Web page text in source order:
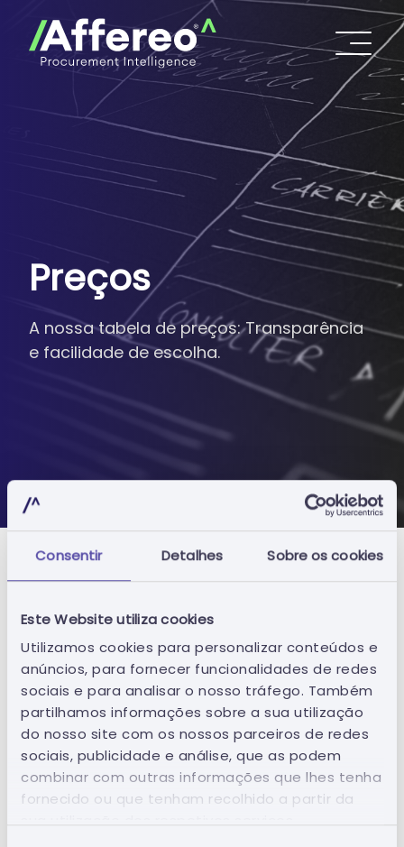
Consentir Detalhes Sobre os cookies
Este Website utiliza cookies
Utilizamos cookies para personalizar conteúdos e
anúncios, para fornecer funcionalidades de redes
sociais e para analisar o nosso tráfego. Também
partilhamos informações sobre a sua utilização
do nosso site com os nossos parceiros de redes
sociais, publicidade e análise, que as podem
combinar com outras informações que lhes tenha
fornecido ou que tenham recolhido a partir da
Preços
A nossa tabela de preços: Transparência
e facilidade de escolha.
Caraterísticas Preços
Intelligent Tender Alert
Emissão Imediata Emissão Imediata